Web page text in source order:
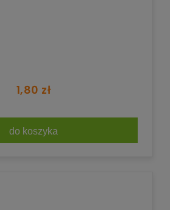
1,80 zł
do koszyka